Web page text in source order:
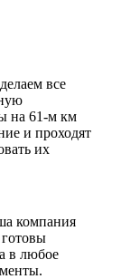
все
на 61-м км
и проходят
их
компания
в любое